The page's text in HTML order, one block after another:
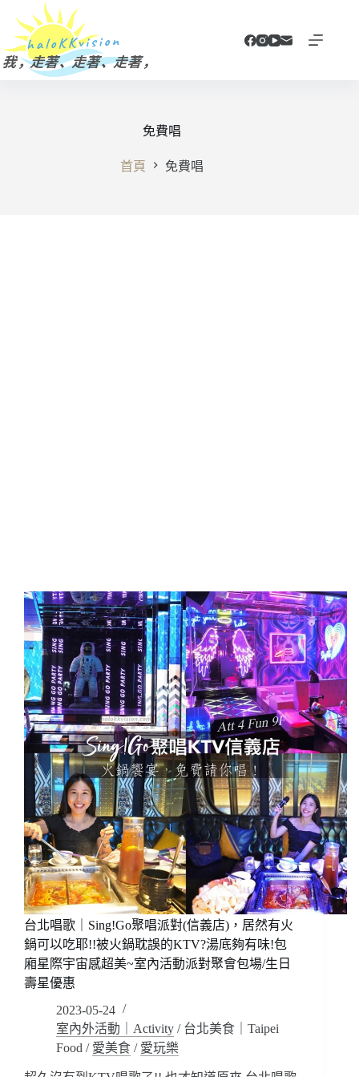
主
要
免費唱
首頁 免費唱
台北唱歌｜Sing!Go聚唱派對(信義店)，居然有火
鍋可以吃耶!!被火鍋耽誤的KTV?湯底夠有味!包
廂星際宇宙感超美~室內活動派對聚會包場/生日
壽星優惠
2023-05-24
室內外活動｜Activity / 台北美食｜Taipei
Food / 愛美食 / 愛玩樂